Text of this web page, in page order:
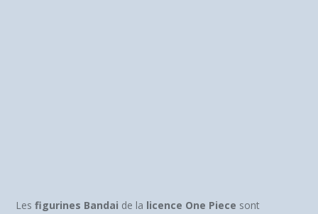
Lesfigurines Bandai de la licence One Piece sont